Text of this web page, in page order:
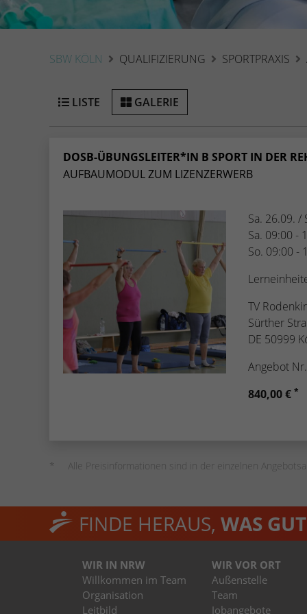
SBW KÖLN QUALIFIZIERUNG SPORTPRAXIS
LISTE GALERIE
DOSB-ÜBUNGSLEITER*IN B SPORT IN DER
AUFBAUMODUL ZUM LIZENZERWERB
Sa. 26.09. /
Sa. 09:00 -
So. 09:00 -
TV
Sürther
DE 50999
Angebot
840,00 € *
Alle Preisinformationen sind in der einzelnen
FINDE HERAUS, WAS
WIR IN NRW
Willkommen im Team
Organisation
Leitbild
WIR VOR ORT
Außenstelle
Team
Jobangebote